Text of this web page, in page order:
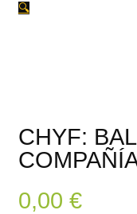
🔍
CHYF:
0,00 €